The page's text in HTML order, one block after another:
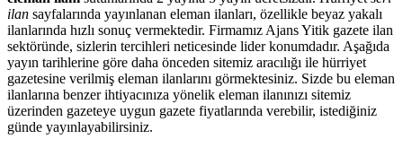
ilan sayfalarında yayınlanan eleman ilanları, özellikle beyaz yakalı
ilanlarında hızlı sonuç vermektedir. Firmamız Ajans Yitik gazete ilan
sektöründe, sizlerin tercihleri neticesinde lider konumdadır. Aşağıda
yayın tarihlerine göre daha önceden sitemiz aracılığı ile hürriyet
gazetesine verilmiş eleman ilanlarını görmektesiniz. Sizde bu eleman
ilanlarına benzer ihtiyacınıza yönelik eleman ilanınızı sitemiz
üzerinden gazeteye uygun gazete fiyatlarında verebilir, istediğiniz
günde yayınlayabilirsiniz.